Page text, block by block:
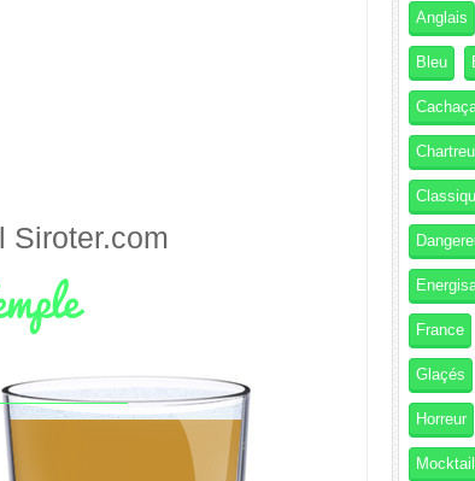
Siroter.com
Anglais
Bleu
France
Glaçés
Horreur
Mocktail